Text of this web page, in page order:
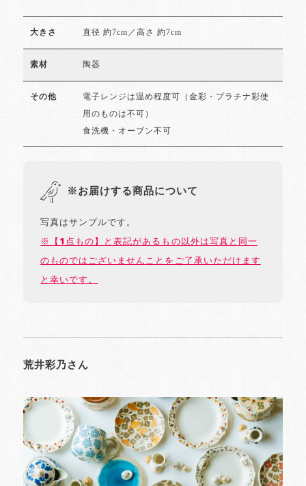
大きさ 直径 約7cm／高さ 約7cm
素材 陶器
その他 電子レンジは温め程度可（金彩・プラチナ彩使
用のものは不可）
食洗機・オーブン不可
※お届けする商品について
写真はサンプルです。
※【1点もの】と表記があるもの以外は写真と同一
のものではございませんことをご了承いただけます
と幸いです。
荒井彩乃さん